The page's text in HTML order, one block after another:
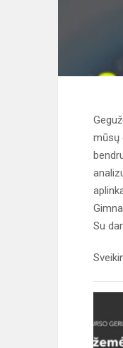
mūsų
Su